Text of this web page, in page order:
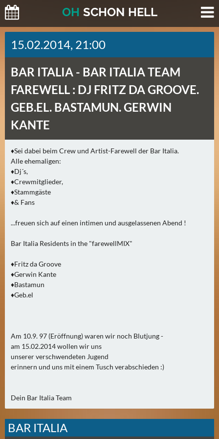
OH SCHON HELL
H
E
T
E
(
0
)
O
R
G
E
N
2
)
U
E
B
E
O
R
G
E
15.02.2014, 21:00
BAR ITALIA - BAR ITALIA TEAM
FAREWELL : DJ FRITZ DA GROOVE.
GEB.EL. BASTAMUN. GERWIN
KANTE
♦Sei dabei beim Crew und Artist-Farewell der Bar Italia.
Alle ehemaligen:
♦Dj´s,
♦Crewmitglieder,
♦Stammgäste
♦& Fans
...freuen sich auf einen intimen und ausgelassenen Abend !
Bar Italia Residents in the "farewellMIX"
♦Fritz da Groove
♦Gerwin Kante
♦Bastamun
♦Geb.el
Am 10.9. 97 (Eröffnung) waren wir noch Blutjung -
am 15.02.2014 wollen wir uns
unserer verschwendeten Jugend
erinnern und uns mit einem Tusch verabschieden :)
Dein Bar Italia Team
BAR ITALIA